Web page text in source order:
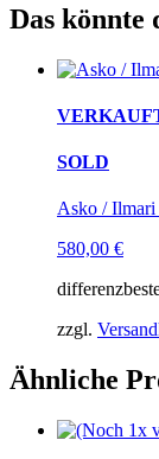
Das
SOLD
Asko / Ilmari
580,00 €
zzgl.
Ähnliche